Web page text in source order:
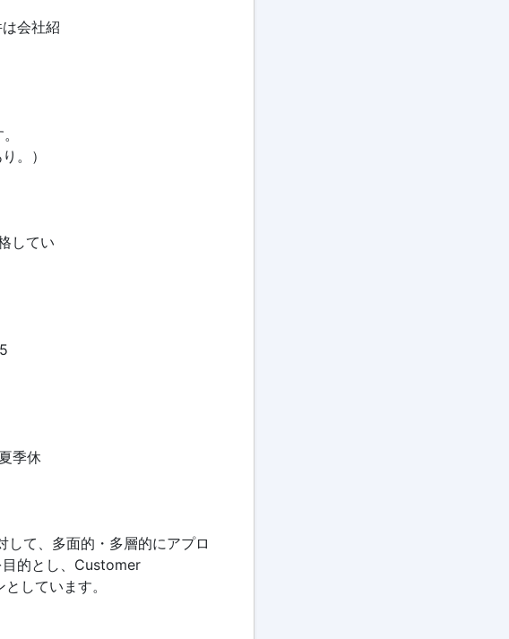
会社紹
。）
してい
季休
して、多面的・多層的にアプロ
的とし、Customer
しています。